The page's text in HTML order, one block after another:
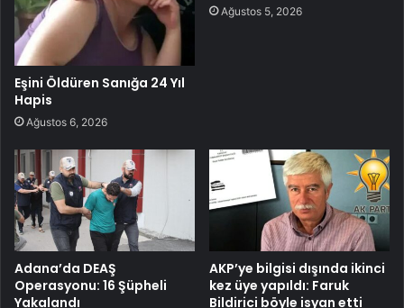
Eşini Öldüren Sanığa 24 Yıl
Hapis
Ağustos 6, 2026
Ağustos 5, 2026
Adana’da DEAŞ
Operasyonu: 16 Şüpheli
Yakalandı
AKP’ye bilgisi dışında ikinci
kez üye yapıldı: Faruk
Bildirici böyle isyan etti